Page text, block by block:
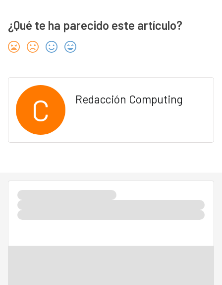
¿Qué te ha parecido este artículo?
C Redacción Computing